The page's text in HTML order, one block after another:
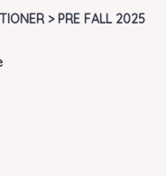
> PRE FALL 2025